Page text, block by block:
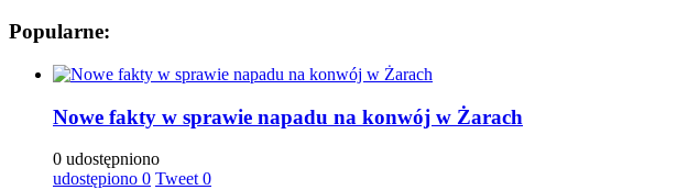
Popularne:
Nowe fakty w sprawie napadu na konwój w Żarach
0 udostępniono
udostępiono 0 Tweet 0